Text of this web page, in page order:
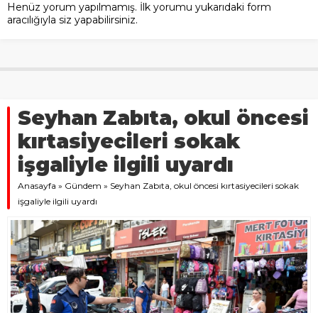
Henüz yorum yapılmamış. İlk yorumu yukarıdaki form
aracılığıyla siz yapabilirsiniz.
Seyhan Zabıta, okul öncesi
kırtasiyecileri sokak
işgaliyle ilgili uyardı
Anasayfa » Gündem » Seyhan Zabıta, okul öncesi kırtasiyecileri sokak
işgaliyle ilgili uyardı